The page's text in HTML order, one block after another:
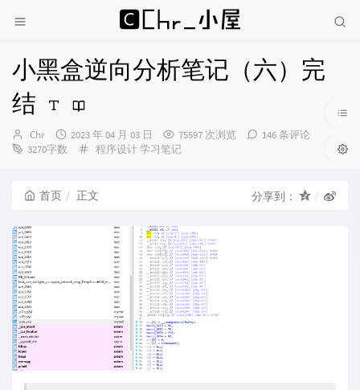
小黑盒逆向分析笔记（六）完
结
博
主：
Chr
发
布
2023 年 04 月 03 日 75597 次浏览
146 条评论
3270字数
分
程序设计学习笔记
首页 正文 分享到：